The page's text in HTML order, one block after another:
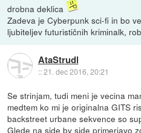
drobna deklica
Zadeva je Cyberpunk sci-fi in bo
ljubiteljev futurističnih kriminalk,
AtaStrudl
::21. dec 2016, 20:21
Se strinjam, tudi meni je vecina
medtem ko mi je originalna GITS
backstreet urbane sekvence so
Glede na side by side primerjavo